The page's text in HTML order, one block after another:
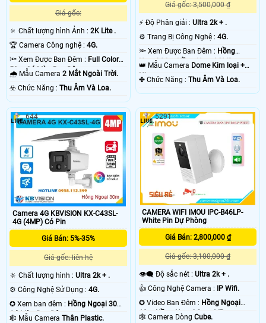
Giá gốc:
🔅 Chất lượng hình Ảnh : 2K Lite .
🏆 Camera Công nghệ : 4G.
🔦 Xem Được Ban Đêm : Full Color
50m Có Màu Ban Ðêm.
🌧️ Mẫu Camera 2 Mắt Ngoài Trời.
️☣️ Chức Năng : Thu Âm Và Loa.
Giá gốc: 3,500,000 ₫
️⚡ Độ Phân giải :Ultra 2k + .
⚙ Trang Bị Công Nghệ :4G.
🔦 Xem Được Ban Đêm : Hồng
Ngoại 30m Hồng Ngoại SMD.
👑 Mẫu Camera Dome Kim loại +
Nhựa.
️✤ Chức Năng :Thu Âm Và Loa.
Camera 4G KBVISION KX-C43SL-
4G (4MP) Có Pin
Giá Bán: 5%-35%
Giá gốc: liên hệ
🔆 Chất lượng hình : Ultra 2k + .
⚙ Công Nghệ Sử Dụng : 4G.
✪ Xem ban đêm : Hồng Ngoại 30m
Có Màu Ban Ðêm.
🕸️ Mẫu Camera Thân Plastic.
644
CAMERA WIFI IMOU IPC-B46LP-
White Pin Dự Phòng
Giá Bán: 2,800,000 ₫
Giá gốc: 3,100,000 ₫
👁️‍🗨 Độ sắc nét :Ultra 2k + .
👍 Công Nghệ Camera :
IP Wifi.
✪ Video Ban Đêm : Hồng Ngoại
10m Hồng Ngoại Smart IR.
🕸️ Camera DòngCube.
5291